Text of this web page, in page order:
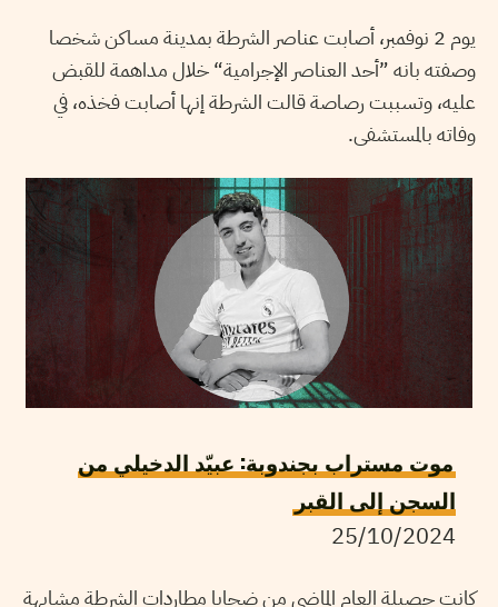
يوم 2 نوفمبر، أصابت عناصر الشرطة بمدينة مساكن شخصا
وصفته بانه ”أحد العناصر الإجرامية“ خلال مداهمة للقبض
عليه، وتسببت رصاصة قالت الشرطة إنها أصابت فخذه، في
وفاته بالمستشفى.
موت مستراب بجندوبة: عبيّد الدخيلي من
السجن إلى القبر
25/10/2024
كانت حصيلة العام الماضي من ضحايا مطاردات الشرطة مشابهة